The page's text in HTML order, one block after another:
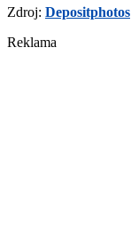
Zdroj: Depositphotos
Reklama